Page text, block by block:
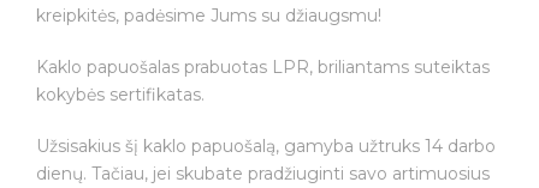
kreipkitės, padėsime Jums su džiaugsmu!
Kaklo papuošalas prabuotas LPR, briliantams suteiktas
kokybės sertifikatas.
Užsisakius šį kaklo papuošalą, gamyba užtruks 14 darbo
dienų. Tačiau, jei skubate pradžiuginti savo artimuosius